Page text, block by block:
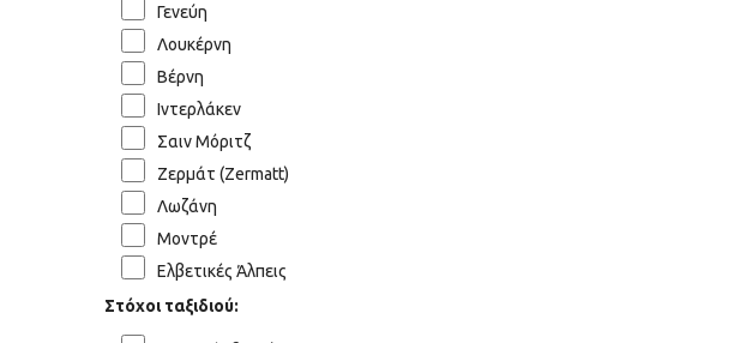
Γενεύη
Λουκέρνη
Βέρνη
Ιντερλάκεν
Σαιν Μόριτζ
Ζερμάτ (Zermatt)
Λωζάνη
Μοντρέ
Ελβετικές Άλπεις
Στόχοι ταξιδιού: